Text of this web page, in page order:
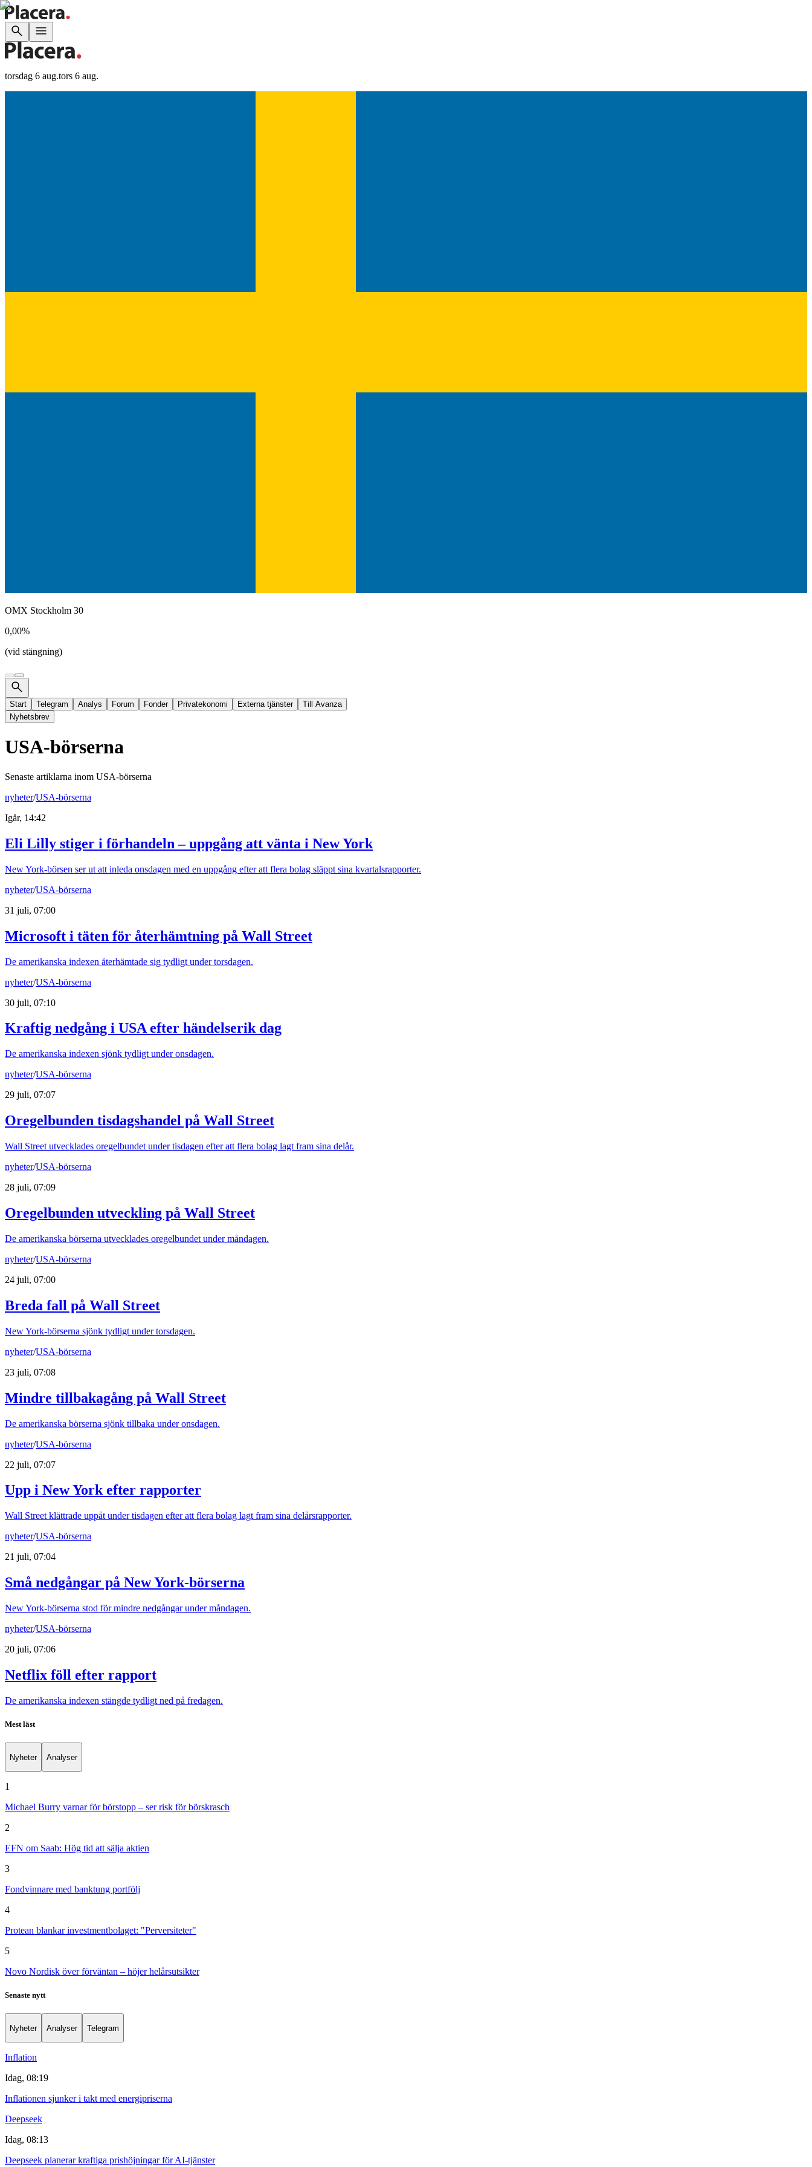
torsdag 6 aug.tors 6 aug.
OMX Stockholm 30
0,00%
(vid stängning)
Start Telegram Analys Forum Fonder Privatekonomi Externa tjänster
Till Avanza
Nyhetsbrev
USA-börserna
Senaste artiklarna inom USA-börserna
nyheter/USA-börserna
Igår, 14:42
Eli Lilly stiger i förhandeln – uppgång att vänta i New York
New York-börsen ser ut att inleda onsdagen med en uppgång efter att flera bolag släppt sina kvartalsrapporter.
nyheter/USA-börserna
31 juli, 07:00
Microsoft i täten för återhämtning på Wall Street
De amerikanska indexen återhämtade sig tydligt under torsdagen.
nyheter/USA-börserna
30 juli, 07:10
Kraftig nedgång i USA efter händelserik dag
De amerikanska indexen sjönk tydligt under onsdagen.
nyheter/USA-börserna
29 juli, 07:07
Oregelbunden tisdagshandel på Wall Street
Wall Street utvecklades oregelbundet under tisdagen efter att flera bolag lagt fram sina delår.
nyheter/USA-börserna
28 juli, 07:09
Oregelbunden utveckling på Wall Street
De amerikanska börserna utvecklades oregelbundet under måndagen.
nyheter/USA-börserna
24 juli, 07:00
Breda fall på Wall Street
New York-börserna sjönk tydligt under torsdagen.
nyheter/USA-börserna
23 juli, 07:08
Mindre tillbakagång på Wall Street
De amerikanska börserna sjönk tillbaka under onsdagen.
nyheter/USA-börserna
22 juli, 07:07
Upp i New York efter rapporter
Wall Street klättrade uppåt under tisdagen efter att flera bolag lagt fram sina delårsrapporter.
nyheter/USA-börserna
21 juli, 07:04
Små nedgångar på New York-börserna
New York-börserna stod för mindre nedgångar under måndagen.
nyheter/USA-börserna
20 juli, 07:06
Netflix föll efter rapport
De amerikanska indexen stängde tydligt ned på fredagen.
Mest läst
Nyheter Analyser
1
Michael Burry varnar för börstopp – ser risk för börskrasch
2
EFN om Saab: Hög tid att sälja aktien
3
Fondvinnare med banktung portfölj
4
Protean blankar investmentbolaget: "Perversiteter"
5
Novo Nordisk över förväntan – höjer helårsutsikter
Senaste nytt
Nyheter Analyser Telegram
Inflation
Idag, 08:19
Inflationen sjunker i takt med energipriserna
Deepseek
Idag, 08:13
Deepseek planerar kraftiga prishöjningar för AI-tjänster